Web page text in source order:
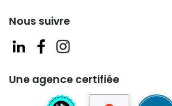
Nous suivre
Une agence certifiée